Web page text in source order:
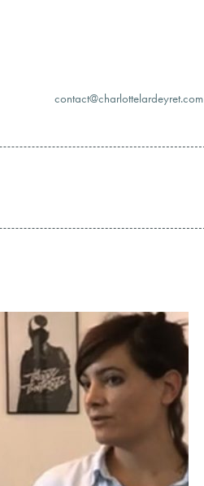
moc.teryedralettolrahc@tcatnoc